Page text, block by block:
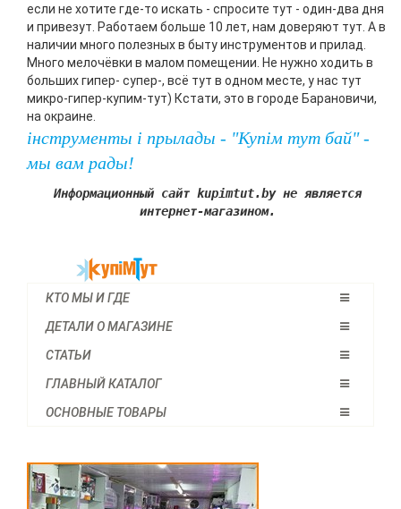
если не хотите где-то искать - спросите тут - один-два дня
и привезут. Работаем больше 10 лет, нам доверяют тут. А в
наличии много полезных в быту инструментов и прилад.
Много мелочёвки в малом помещении. Не нужно ходить в
больших гипер- супер-, всё тут в одном месте, у нас тут
микро-гипер-купим-тут) Кстати, это в городе Барановичи,
на окраине.
iнструменты i прылады - "Купiм тут бай" -
мы вам рады!
Информационный сайт kupimtut.by не является
интернет-магазином.
КТО МЫ И ГДЕ
ДЕТАЛИ О МАГАЗИНЕ
СТАТЬИ
ГЛАВНЫЙ КАТАЛОГ
ОСНОВНЫЕ ТОВАРЫ